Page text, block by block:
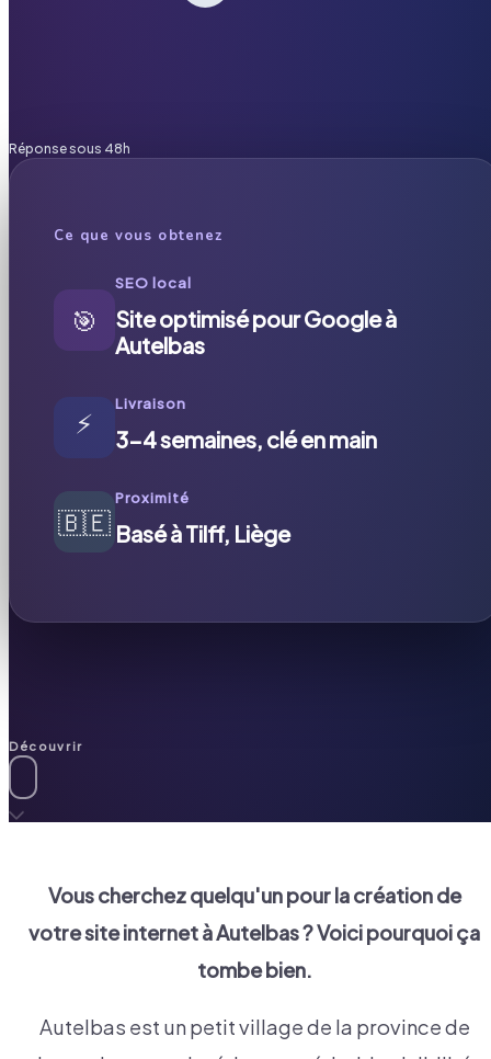
Réponse sous 48h
Ce que vous obtenez
🎯
SEO local
Site optimisé pour Google à
Autelbas
⚡
Livraison
3-4 semaines, clé en main
🇧🇪
Proximité
Basé à Tilff, Liège
Découvrir
Vous cherchez quelqu'un pour la création de
votre site internet àAutelbas? Voici pourquoi ça
tombe bien.
Autelbas est un petit village de la province de